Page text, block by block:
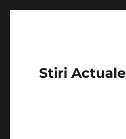
Stiri Actuale